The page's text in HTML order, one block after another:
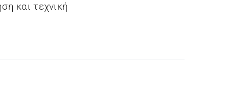
και τεχνική